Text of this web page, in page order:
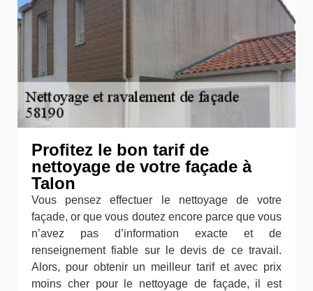
Profitez le bon tarif de
nettoyage de votre façade à
Talon
Vous pensez effectuer le nettoyage de votre
façade, or que vous doutez encore parce que vous
n’avez pas d’information exacte et de
renseignement fiable sur le devis de ce travail.
Alors, pour obtenir un meilleur tarif et avec prix
moins cher pour le nettoyage de façade, il est